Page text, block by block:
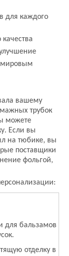
для каждого
мировым
вашему
трубок
можете
Если вы
на тюбике, вы
поставщики
фольгой,
для бальзамов
отделку в